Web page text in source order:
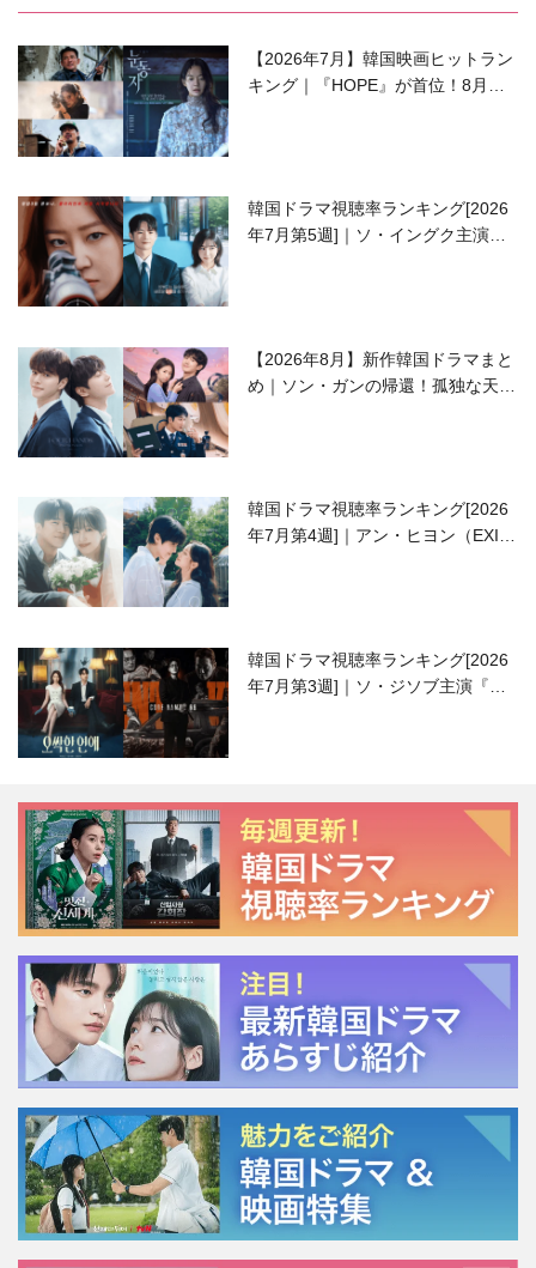
【2026年7月】韓国映画ヒットラン
キング｜『HOPE』が首位！8月公
韓国ドラマ視聴率ランキング[2026
年7月第5週]｜ソ・イングク主演の
【2026年8月】新作韓国ドラマまと
め｜ソン・ガンの帰還！孤独な天才
韓国ドラマ視聴率ランキング[2026
年7月第4週]｜アン・ヒヨン（EXID
韓国ドラマ視聴率ランキング[2026
年7月第3週]｜ソ・ジソブ主演『エ